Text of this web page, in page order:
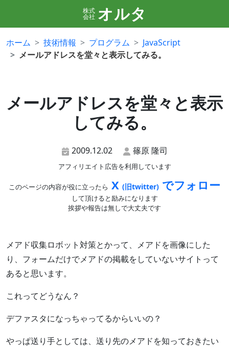
株式
会社 オルタ
ホーム 技術情報 プログラム
JavaScript
メールアドレスを堂々と表示してみる。
メールアドレスを堂々と表示
してみる。
2009.12.02 篠原 隆司
アフィリエイト広告を利用しています
このページの内容が役に立ったら X (旧twitter) でフォロー
して頂けると励みになります
挨拶や報告は無しで大丈夫です
メアド収集ロボット対策とかって、メアドを画像にした
り、フォームだけでメアドの掲載をしていないサイトって
あると思います。
これってどうなん？
デファスタになっちゃってるからいいの？
やっぱ送り手としては、送り先のメアドを知っておきたい